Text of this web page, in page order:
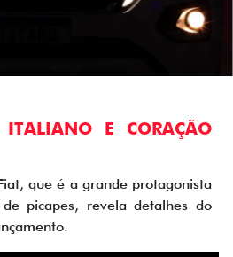
E CORAÇÃO
que é a grande protagonista
picapes, revela detalhes do